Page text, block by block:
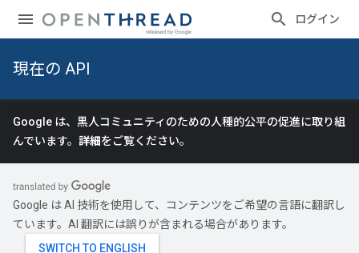
ログイン
現在の API
Google は、黒人コミュニティのための人種的公平の促進に取り組
んでいます。 詳細をご覧ください。
Google は AI 技術を使用して、コンテンツをご希望の言語に翻訳し
ています。AI 翻訳には誤りが含まれる場合があります。